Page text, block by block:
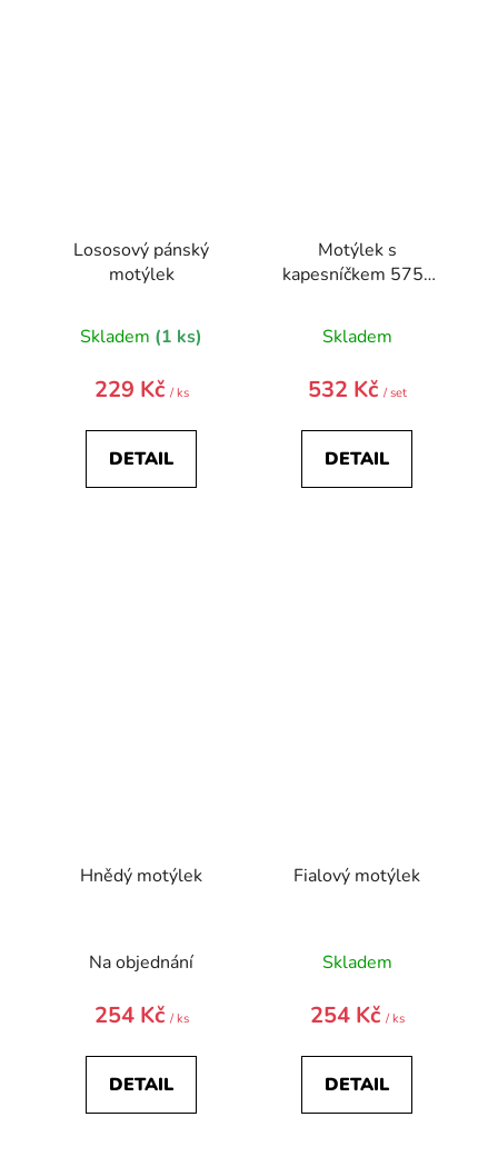
Lososový pánský
motýlek
Skladem (1 ks)
229 Kč / ks
DETAIL
Motýlek s
kapesníčkem 575-
Skladem
532 Kč / set
DETAIL
Hnědý motýlek
Na objednání
254 Kč / ks
DETAIL
Fialový motýlek
Skladem
254 Kč / ks
DETAIL